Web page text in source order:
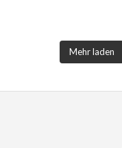
Mehr laden